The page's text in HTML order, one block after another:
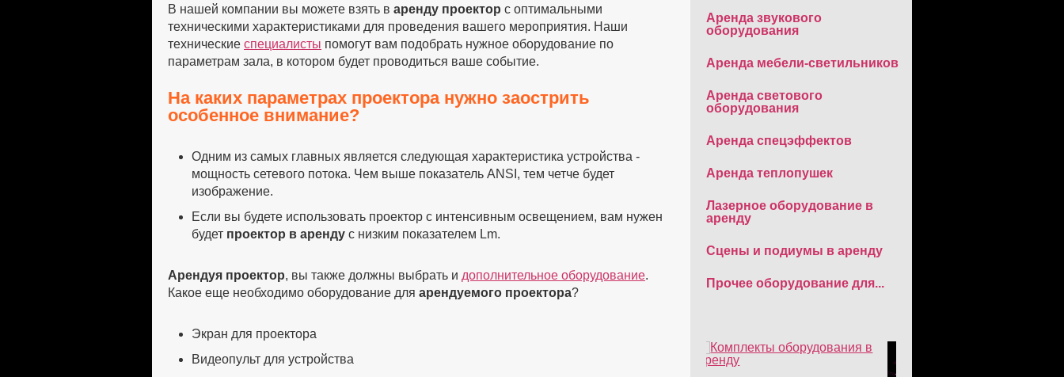
В нашей компании вы можете взять в аренду проектор с оптимальными
техническими характеристиками для проведения вашего мероприятия. Наши
технические специалисты помогут вам подобрать нужное оборудование по
параметрам зала, в котором будет проводиться ваше событие.
На каких параметрах проектора нужно заострить
особенное внимание?
Одним из самых главных является следующая характеристика устройства -
мощность сетевого потока. Чем выше показатель ANSI, тем четче будет
изображение.
Если вы будете использовать проектор с интенсивным освещением, вам нужен
будет проектор в аренду с низким показателем Lm.
Арендуя проектор, вы также должны выбрать и дополнительное оборудование.
Какое еще необходимо оборудование для арендуемого проектора?
Экран для проектора
Видеопульт для устройства
Аренда звукового
оборудования
Аренда мебели-светильников
Аренда светового
оборудования
Аренда спецэффектов
Аренда теплопушек
Лазерное оборудование в
аренду
Сцены и подиумы в аренду
Прочее оборудование для...